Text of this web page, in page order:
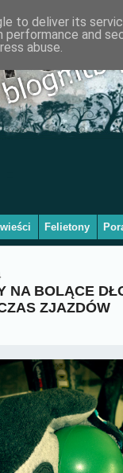
Felietony
NA BOLĄCE
ZJAZDÓW
to deliver its
performance and
abuse.